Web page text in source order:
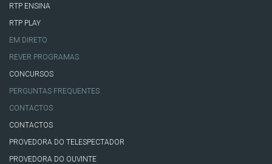
RTP ENSINA
RTP PLAY
EM DIRETO
REVER PROGRAMAS
CONCURSOS
PERGUNTAS FREQUENTES
CONTACTOS
CONTACTOS
PROVEDORA DO TELESPECTADOR
PROVEDORA DO OUVINTE